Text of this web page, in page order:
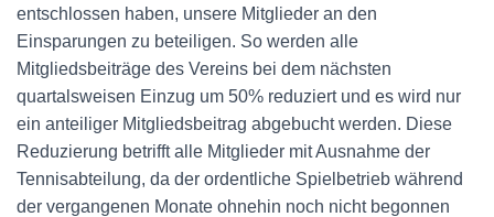
entschlossen haben, unsere Mitglieder an den
Einsparungen zu beteiligen. So werden alle
Mitgliedsbeiträge des Vereins bei dem nächsten
quartalsweisen Einzug um 50% reduziert und es wird nur
ein anteiliger Mitgliedsbeitrag abgebucht werden. Diese
Reduzierung betrifft alle Mitglieder mit Ausnahme der
Tennisabteilung, da der ordentliche Spielbetrieb während
der vergangenen Monate ohnehin noch nicht begonnen